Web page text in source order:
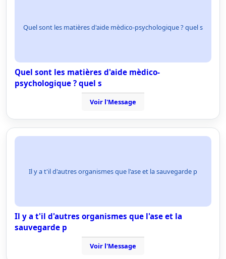
Quel sont les matières d'aide mèdico-psychologique ? quel s
Quel sont les matières d'aide mèdico-
psychologique ? quel s
Voir l'Message
Il y a t'il d'autres organismes que l'ase et la sauvegarde p
Il y a t'il d'autres organismes que l'ase et la
sauvegarde p
Voir l'Message